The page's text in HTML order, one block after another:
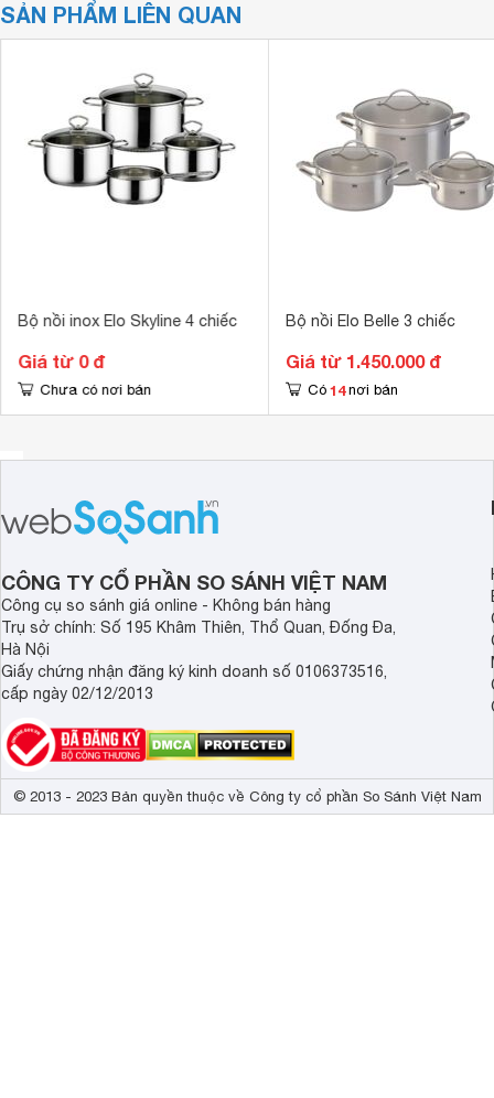
SẢN PHẨM LIÊN QUAN
Bộ nồi inox Elo Skyline 4 chiếc
Giá từ 0 đ
Chưa có nơi bán
Bộ nồi Elo Belle 3 chiếc
Giá từ 1.450.000 đ
Có 14 nơi bán
CÔNG TY CỔ PHẦN SO SÁNH VIỆT NAM
Công cụ so sánh giá online - Không bán hàng
Trụ sở chính: Số 195 Khâm Thiên, Thổ Quan, Đống Đa,
Hà Nội
Giấy chứng nhận đăng ký kinh doanh số 0106373516,
cấp ngày 02/12/2013
© 2013 - 2023 Bản quyền thuộc về Công ty cổ phần So Sánh Việt Nam